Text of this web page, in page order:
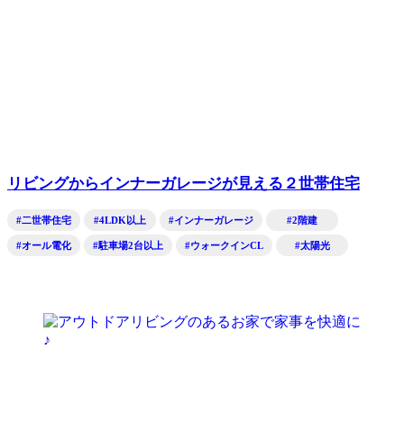
リビングからインナーガレージが見える２世帯住宅
#二世帯住宅 #4LDK以上 #インナーガレージ #2階建
#オール電化 #駐車場2台以上 #ウォークインCL #太陽光